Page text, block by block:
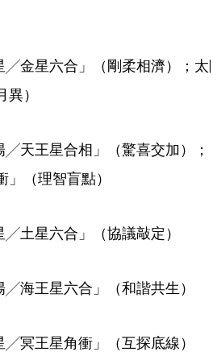
╱金星六合」（剛柔相濟）；太
）
天王星合相」（驚喜交加）；
（理智盲點）
土星六合」（協議敲定）
海王星六合」（和諧共生）
冥王星角衝」（互探底線）